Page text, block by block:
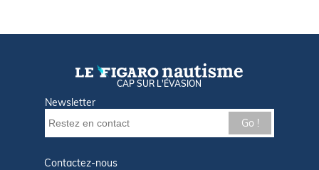
CAP SUR L'ÉVASION
Newsletter
Go !
Contactez-nous